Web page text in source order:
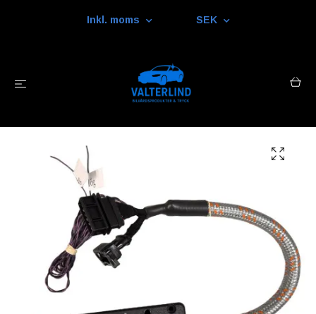
Inkl. moms SEK